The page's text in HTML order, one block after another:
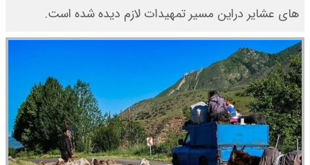
های عشایر دراین مسیر تمهیدات لازم دیده شده است.